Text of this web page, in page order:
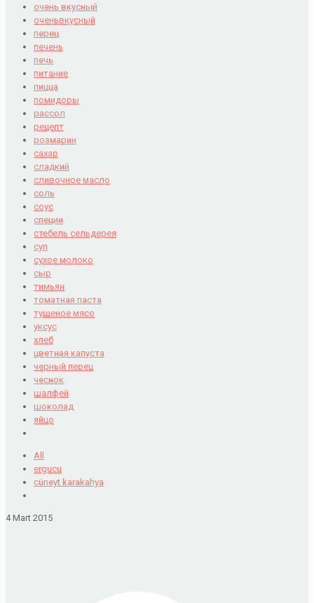
очень вкусный
оченьвкусный
перец
печень
печь
питание
пицца
помидоры
рассол
рецепт
розмарин
сахар
сладкий
сливочное масло
соль
соус
специи
стебель сельдерея
суп
сухое молоко
сыр
тимьян
томатная паста
тушеное мясо
уксус
хлеб
цветная капуста
черный перец
чеснок
шалфей
шоколад
яйцо
All
ergucu
cüneyt karakahya
4 Mart 2015